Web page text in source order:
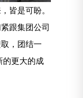
皆是可盼。
跟集团公司
，团结一
的更大的成